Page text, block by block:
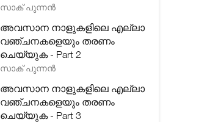
സാക് പുന്നൻ
അവസാന നാളുകളിലെ എല്ലാ
വഞ്ചനകളെയും തരണം
ചെയ്യുക - Part 2
സാക് പുന്നൻ
അവസാന നാളുകളിലെ എല്ലാ
വഞ്ചനകളെയും തരണം
ചെയ്യുക - Part 3